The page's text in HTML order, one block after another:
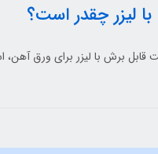
لیزر چقدر است؟
برش با لیزر برای ورق آهن،